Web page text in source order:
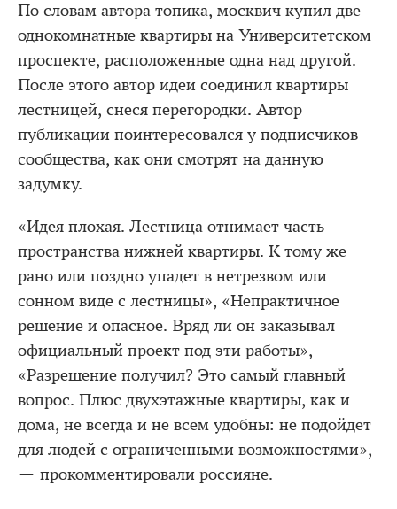
По словам автора топика, москвич купил две
однокомнатные квартиры на Университетском
проспекте, расположенные одна над другой.
После этого автор идеи соединил квартиры
лестницей, снеся перегородки. Автор
публикации поинтересовался у подписчиков
сообщества, как они смотрят на данную
задумку.
«Идея плохая. Лестница отнимает часть
пространства нижней квартиры. К тому же
рано или поздно упадет в нетрезвом или
сонном виде с лестницы», «Непрактичное
решение и опасное. Вряд ли он заказывал
официальный проект под эти работы»,
«Разрешение получил? Это самый главный
вопрос. Плюс двухэтажные квартиры, как и
дома, не всегда и не всем удобны: не подойдет
для людей с ограниченными возможностями»,
— прокомментировали россияне.